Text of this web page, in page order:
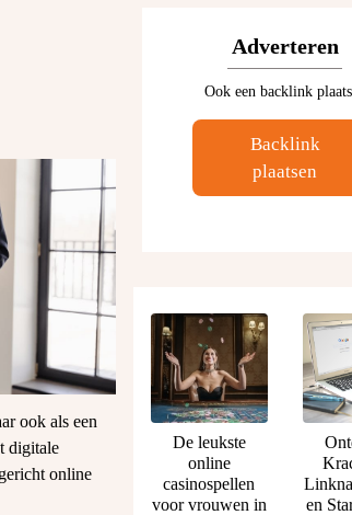
ook als een
digitale
online
Adverteren
Ook een backlink
Backlink
plaatsen
De leukste
online
casinospellen
voor vrouwen in
en